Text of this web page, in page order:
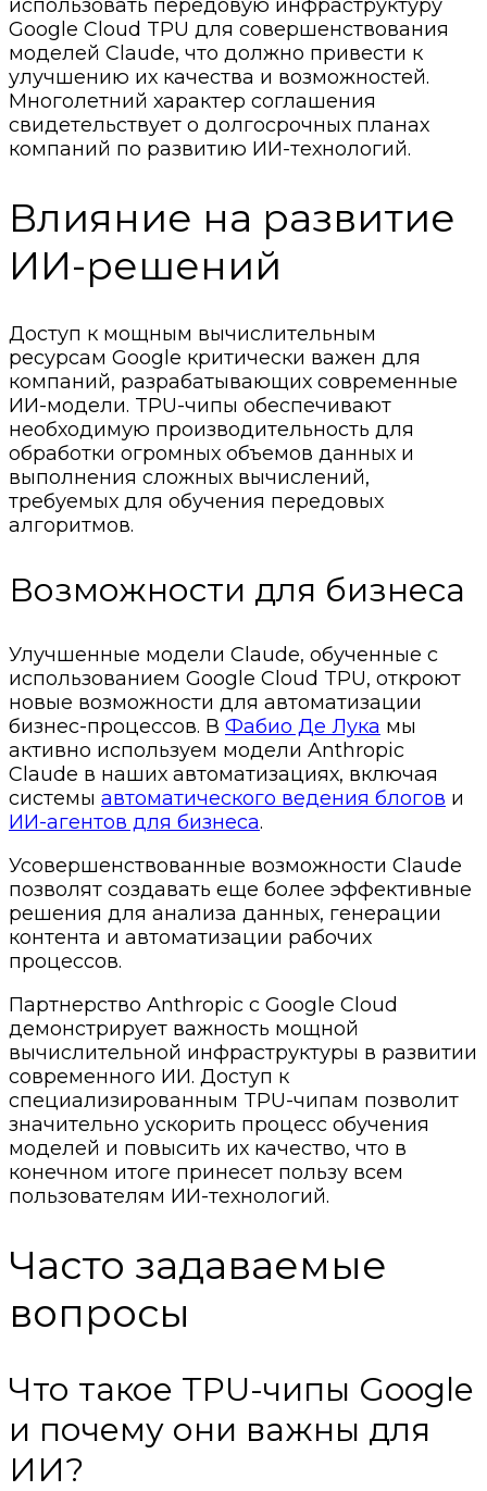
использовать передовую инфраструктуру
Google Cloud TPU для совершенствования
моделей Claude, что должно привести к
улучшению их качества и возможностей.
Многолетний характер соглашения
свидетельствует о долгосрочных планах
компаний по развитию ИИ-технологий.
Влияние на развитие
ИИ-решений
Доступ к мощным вычислительным
ресурсам Google критически важен для
компаний, разрабатывающих современные
ИИ-модели. TPU-чипы обеспечивают
необходимую производительность для
обработки огромных объемов данных и
выполнения сложных вычислений,
требуемых для обучения передовых
алгоритмов.
Возможности для бизнеса
Улучшенные модели Claude, обученные с
использованием Google Cloud TPU, откроют
новые возможности для автоматизации
бизнес-процессов. В Фабио Де Лука мы
активно используем модели Anthropic
Claude в наших автоматизациях, включая
системы автоматического ведения блогов и
ИИ-агентов для бизнеса.
Усовершенствованные возможности Claude
позволят создавать еще более эффективные
решения для анализа данных, генерации
контента и автоматизации рабочих
процессов.
Партнерство Anthropic с Google Cloud
демонстрирует важность мощной
вычислительной инфраструктуры в развитии
современного ИИ. Доступ к
специализированным TPU-чипам позволит
значительно ускорить процесс обучения
моделей и повысить их качество, что в
конечном итоге принесет пользу всем
пользователям ИИ-технологий.
Часто задаваемые
вопросы
Что такое TPU-чипы Google
и почему они важны для
ИИ?